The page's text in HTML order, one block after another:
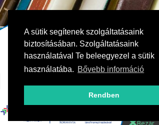
A sütik segítenek szolgáltatásaink
biztosításában. Szolgáltatásaink
használatával Te beleegyezel a sütik
használatába. Bővebb információ
Rendben
Bezár
Kövess bennünket!